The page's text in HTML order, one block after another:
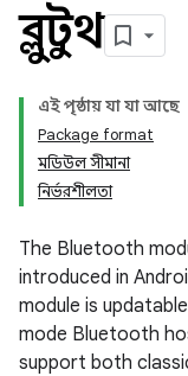
ব্লুটুথ
এই পৃষ্ঠায় যা যা আছে
Package format
মডিউল সীমানা
নির্ভরশীলতা
The Bluetooth
introduced in
module is
mode Bluetooth
support both